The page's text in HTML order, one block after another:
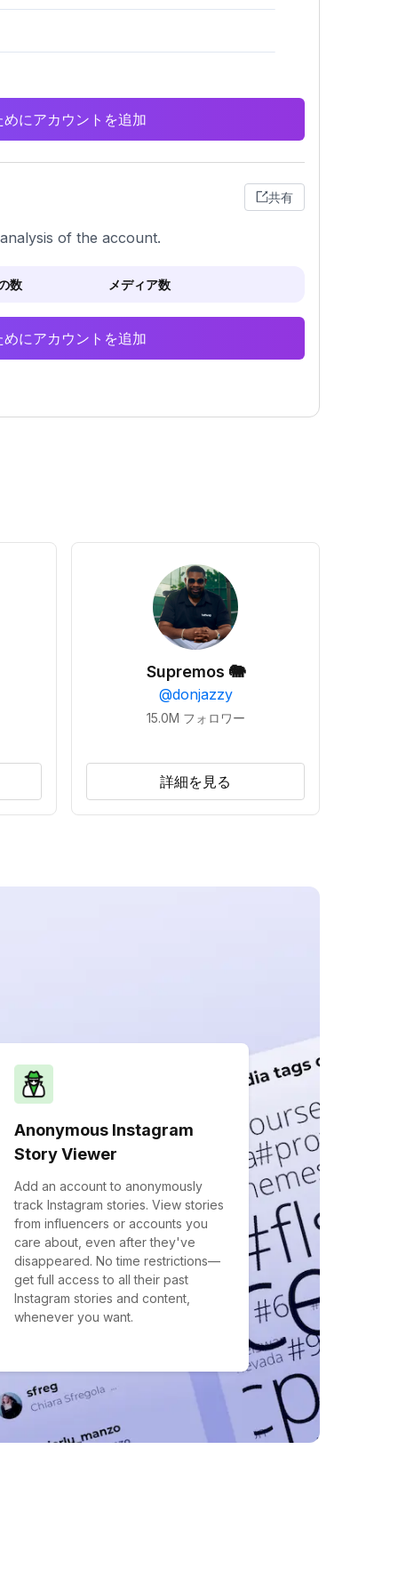
にアカウントを追加
共有
of the account.
数 メディア数
にアカウントを追加
Supremos 🐘
@donjazzy
15.0M フォロワー
詳細を見る
Anonymous Instagram
Story Viewer
Add an account to anonymously
track Instagram stories. View stories
from influencers or accounts you
care about, even after they've
disappeared. No time restrictions—
get full access to all their past
Instagram stories and content,
whenever you want.